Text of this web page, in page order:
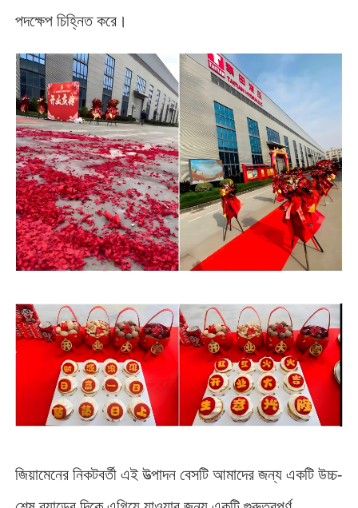
পদক্ষেপ চিহ্নিত করে।
জিয়ামেনের নিকটবর্তী এই উত্পাদন বেসটি আমাদের জন্য একটি উচ্চ-